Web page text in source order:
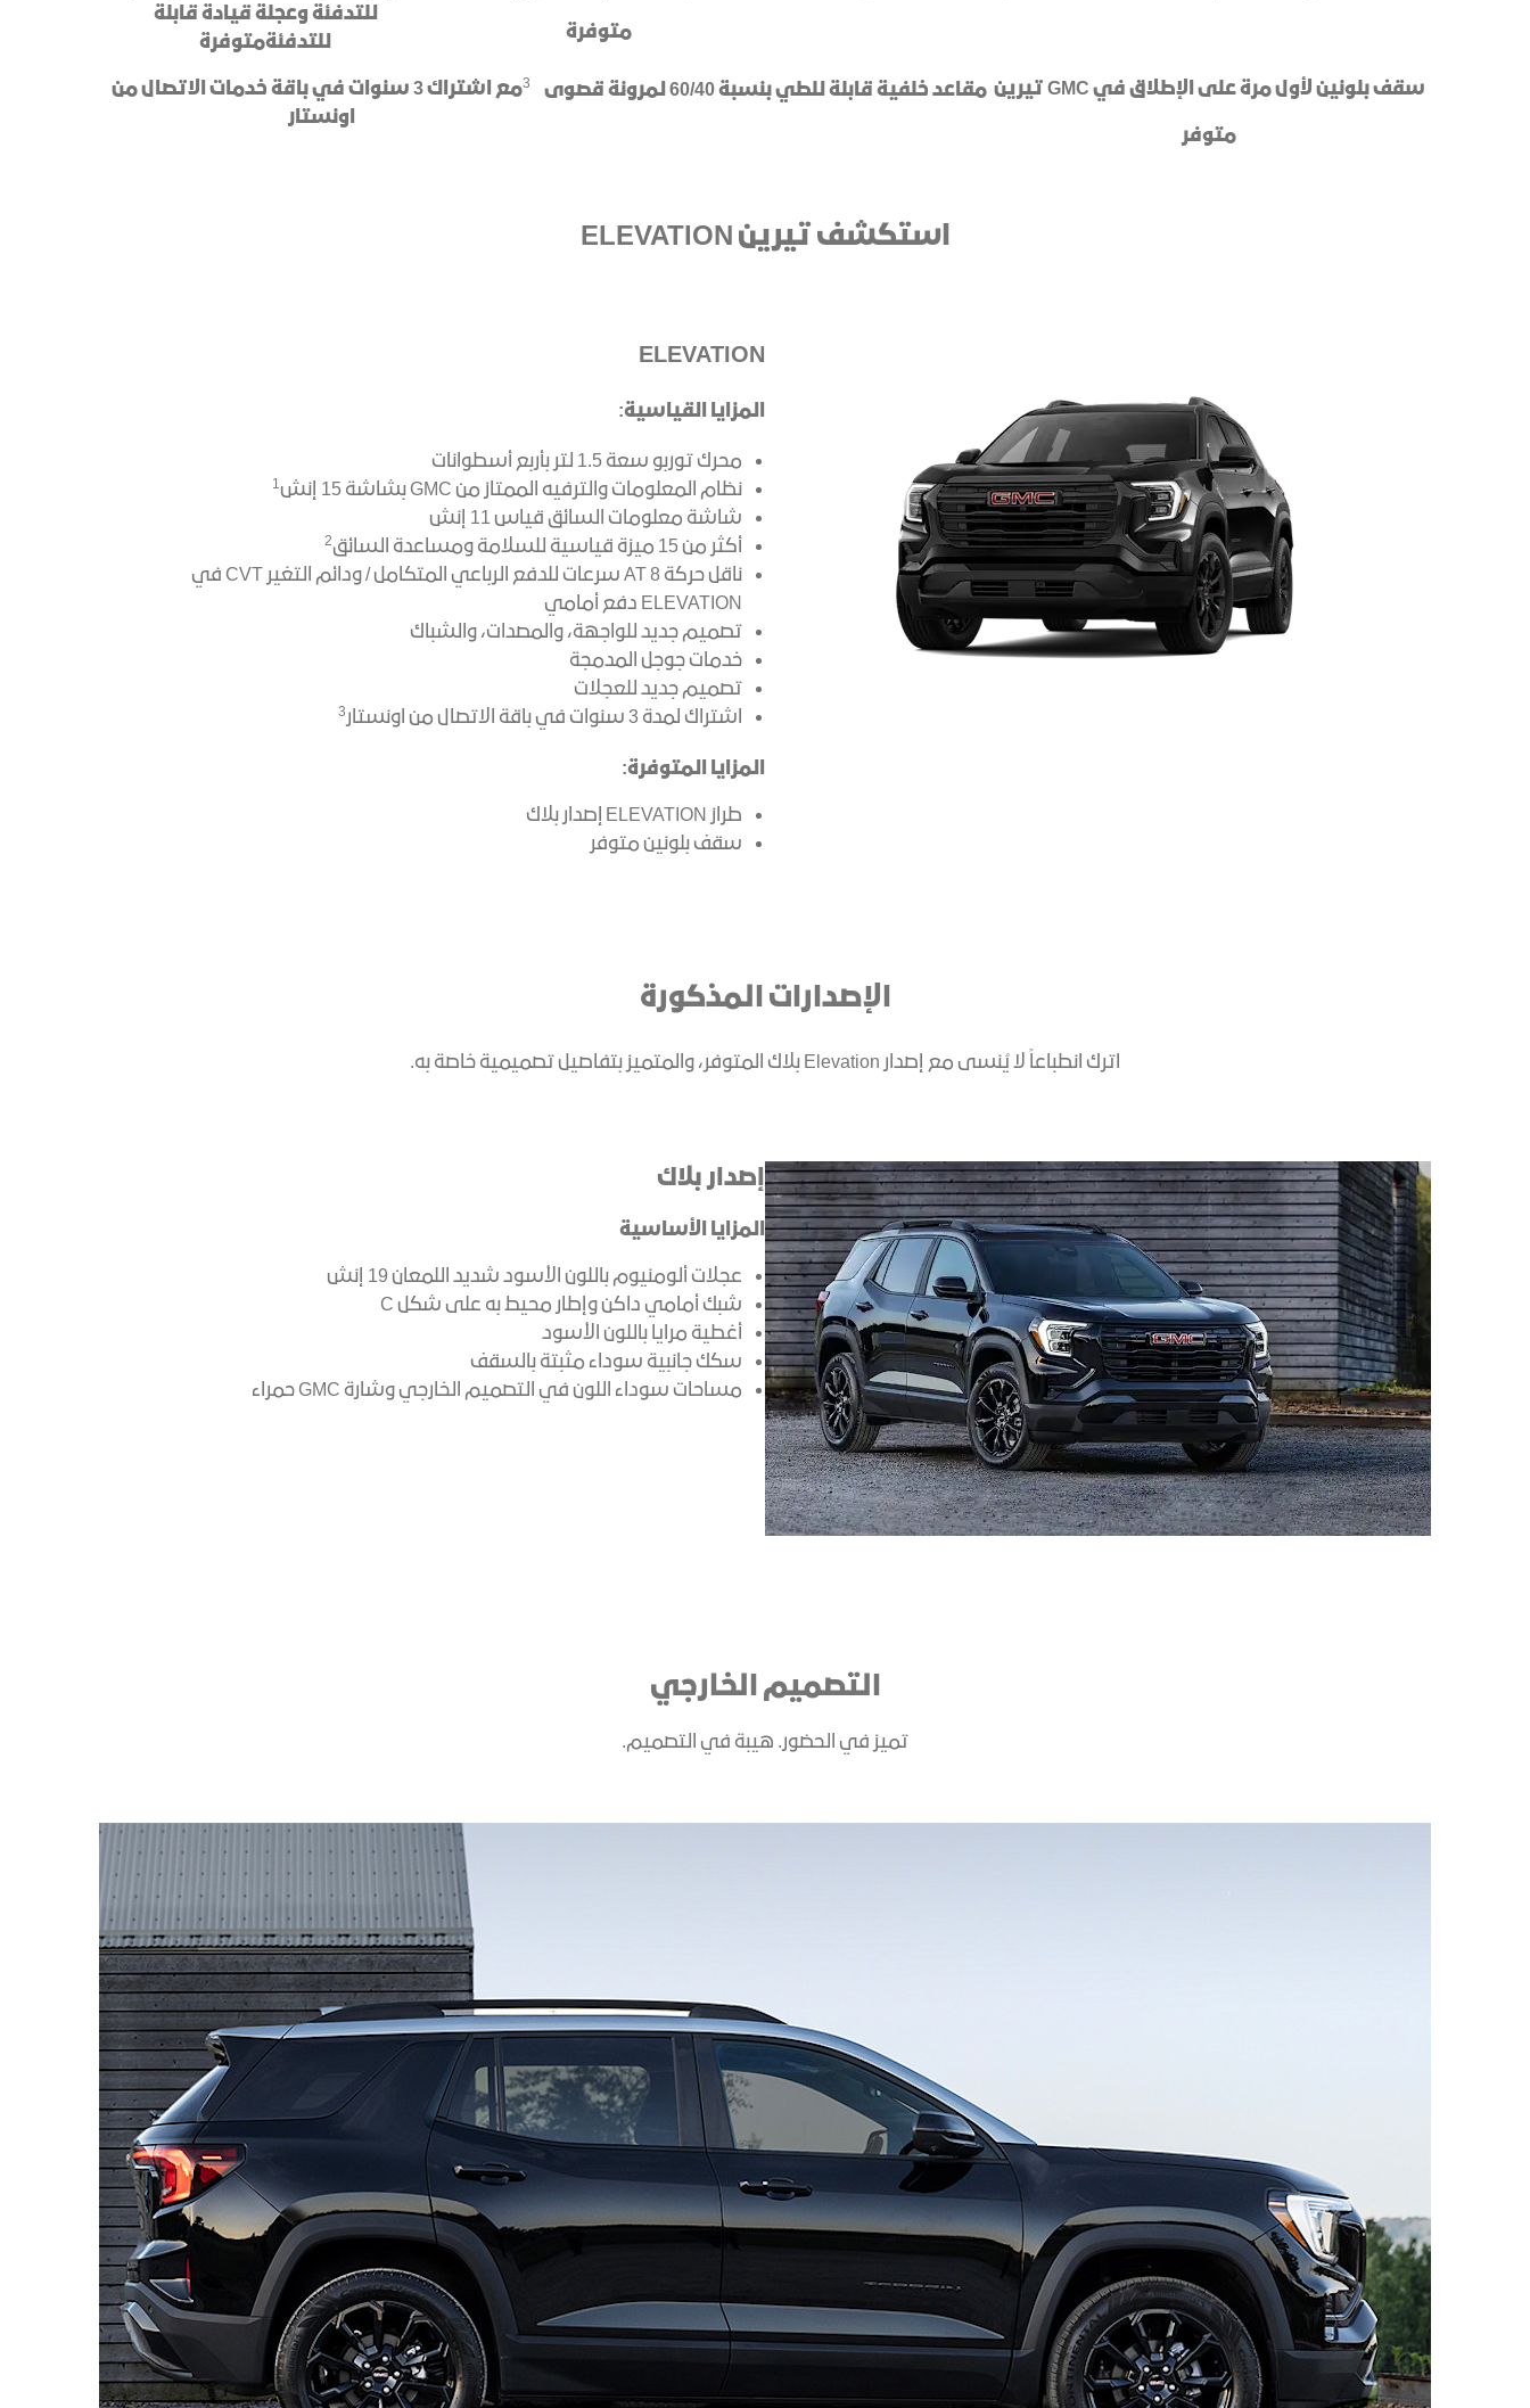
متوفرة
للتدفئة وعجلة قيادة قابلة
للتدفئةمتوفرة
سقف بلونين لأول مرة على الإطلاق في GMC تيرين
متوفر
​مقاعد خلفية قابلة للطي بنسبة 60/40 لمرونة قصوى 3معاشتراك سنواتفيباقة خدمات الاتصال من
اونستار
استكشف تيرين ELEVATION
ELEVATION
المزايا القياسية:
محرك توربو سعة 1.5 لتر بأربع أسطوانات
نظام المعلومات والترفيه الممتاز من GMC بشاشة 15 إنش
1
شاشة معلومات السائق قياس 11 إنش
أكثر من 15 ميزة قياسية للسلامة ومساعدة السائق
2
ناقل حركة AT 8 سرعات للدفع الرباعي المتكامل / ودائم التغير CVT في
ELEVATION دفع أمامي
تصميم جديد للواجهة، والمصدات، والشباك
خدمات جوجل المدمجة
تصميم جديد للعجلات
اشتراك لمدة 3 سنوات في باقة الاتصال من اونستار
3
المزايا المتوفرة:
طراز ELEVATION إصدار بلاك
سقف بلونين متوفر
​الإصدارات المذكورة
اترك انطباعاً لا يُنسى مع إصدار Elevation بلاك المتوفر، والمتميز بتفاصيل تصميمية خاصة به.
إصدار بلاك
المزايا الأساسية
عجلات ألومنيوم باللون الأسود شديد اللمعان 19 إنش
شبك أمامي داكن وإطار محيط به على شكل C
أغطية مرايا باللون الأسود
سكك جانبية سوداء مثبتة بالسقف
مساحات سوداء اللون في التصميم الخارجي وشارة GMC حمراء
التصميم الخارجي
تميز في الحضور. هيبة في التصميم.